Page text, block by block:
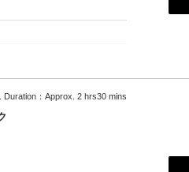
のメイク」を学ぶ120分。
っと小顔に見えるのか」を
バイス。
Duration：Approx. 2 hrs30 mins